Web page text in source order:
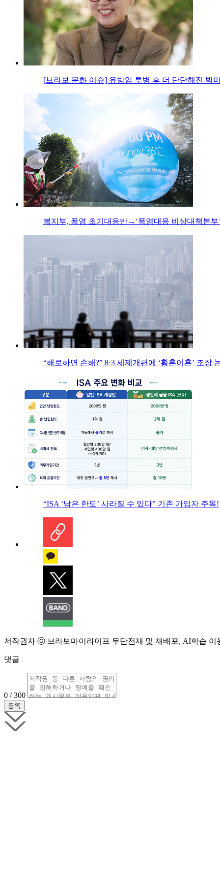
[브라보 문화 이슈] 유방암 투병 후 더 단단해진 박
복지부, 폭염 초기대응반→‘폭염대응 비상대책본부
“해로하면 손해?” 8·3 세제개편에 ‘황혼이혼’ 조장
“ISA ‘남은 한도’ 사라질 수 있다” 기존 가입자 주목!
저작권자 ⓒ 브라보마이라이프 무단전재 및 재배포, AI학습 이
댓글
0 / 300